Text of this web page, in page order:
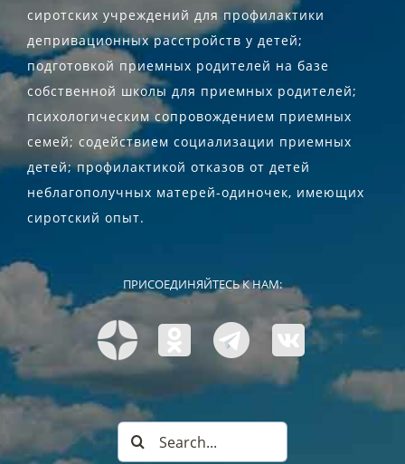
сиротских учреждений для профилактики
депривационных расстройств у детей;
подготовкой приемных родителей на базе
собственной школы для приемных родителей;
психологическим сопровождением приемных
семей; содействием социализации приемных
детей; профилактикой отказов от детей
неблагополучных матерей-одиночек, имеющих
сиротский опыт.
ПРИСОЕДИНЯЙТЕСЬ К НАМ:
Search
for: